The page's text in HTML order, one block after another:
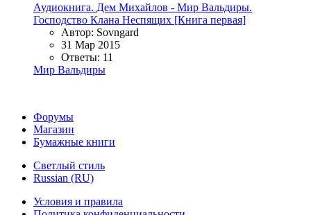
Аудиокнига. Дем Михайлов - Мир Вальдиры.
Господство Клана Неспящих [Книга первая]
Автор: Sovngard
31 Мар 2015
Ответы: 11
Мир Вальдиры
Форумы
Магазин
Бумажные книги
Светлый стиль
Russian (RU)
Условия и правила